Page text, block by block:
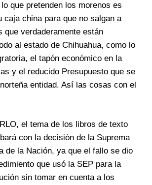
que pretenden los morenos es
caja china para que no salgan a
que verdaderamente están
al estado de Chihuahua, como lo
el tapón económico en la
y el reducido Presupuesto que se
entidad. Así las cosas con el
el tema de los libros de texto
con la decisión de la Suprema
de la Nación, ya que el fallo se dio
que usó la SEP para la
sin tomar en cuenta a los